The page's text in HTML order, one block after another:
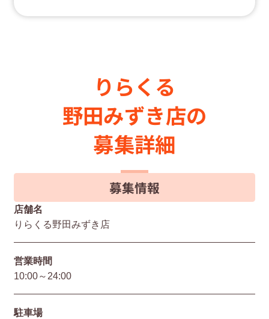
りらくる
野田みずき店の
募集詳細
募集情報
店舗名
りらくる野田みずき店
営業時間
10:00～24:00
駐⾞場